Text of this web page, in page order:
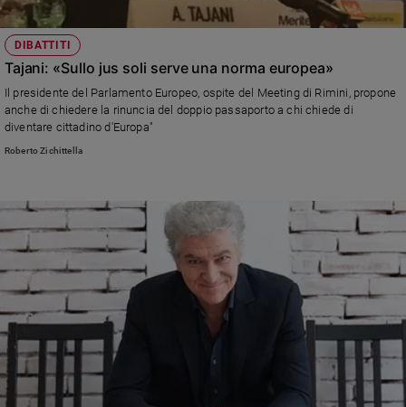
DIBATTITI
Tajani: «Sullo jus soli serve una norma europea»
Il presidente del Parlamento Europeo, ospite del Meeting di Rimini, propone
anche di chiedere la rinuncia del doppio passaporto a chi chiede di
diventare cittadino d'Europa"
Roberto Zichittella